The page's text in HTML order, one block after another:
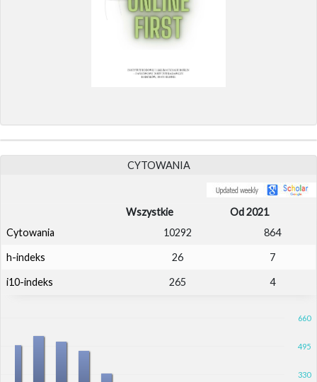
CYTOWANIA
Wszystkie
Od 2021
Cytowania
10292 864
h-indeks 26 7
i10-indeks 265 4
660
330
495